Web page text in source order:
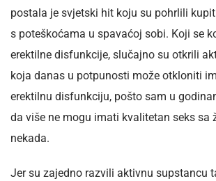
postala je svjetski hit koju su pohrlili
s poteškoćama u spavaćoj sobi. Koji se
erektilne disfunkcije, slučajno su otkrili
koja danas u potpunosti može otkloniti
erektilnu disfunkciju, pošto sam u
da više ne mogu imati kvalitetan seks sa
nekada.
Jer su zajedno razvili aktivnu supstancu